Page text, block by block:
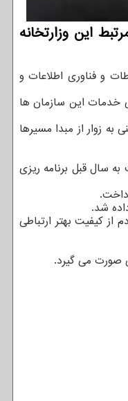
این وزارتخانه
و فناوری اطلاعات و
خدمات این سازمان ها
زوار از مبدا مسیرها
سال قبل برنامه ریزی
شد.
کیفیت بهتر ارتباطی
صورت می گیرد.